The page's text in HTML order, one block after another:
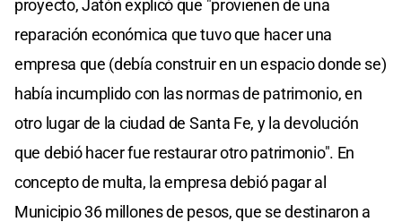
proyecto, Jatón explicó que "provienen de una
reparación económica que tuvo que hacer una
empresa que (debía construir en un espacio donde se)
había incumplido con las normas de patrimonio, en
otro lugar de la ciudad de Santa Fe, y la devolución
que debió hacer fue restaurar otro patrimonio". En
concepto de multa, la empresa debió pagar al
Municipio 36 millones de pesos, que se destinaron a